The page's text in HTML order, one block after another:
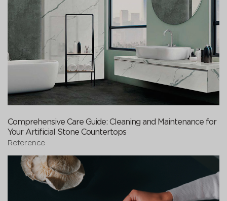
Comprehensive Care Guide: Cleaning and Maintenance for
Your Artificial Stone Countertops
Reference